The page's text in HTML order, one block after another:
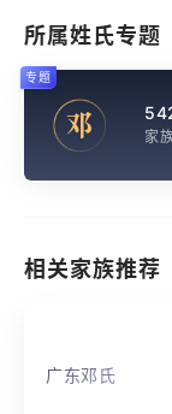
所属姓氏专题
邓 家
专题
相关家族推荐
广东邓氏